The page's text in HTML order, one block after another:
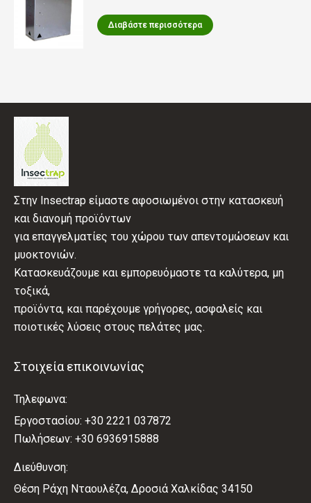
Διαβάστε περισσότερα
Στην Insectrap είμαστε αφοσιωμένοι στην κατασκευή
και διανομή προϊόντων
για επαγγελματίες του χώρου των απεντομώσεων και
μυοκτονιών.
Κατασκευάζουμε και εμπορευόμαστε τα καλύτερα, μη
τοξικά,
προϊόντα, και παρέχουμε γρήγορες, ασφαλείς και
ποιοτικές λύσεις στους πελάτες μας.
Στοιχεία επικοινωνίας
Τηλεφωνα:
Εργοστασίου: +30 2221 037872
Πωλήσεων: +30 6936915888
Διεύθυνση:
Θέση Ράχη Νταουλέζα, Δροσιά Χαλκίδας 34150